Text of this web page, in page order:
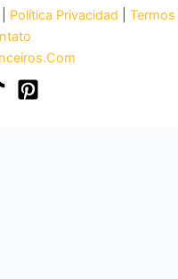
Política Privacidad
Termos